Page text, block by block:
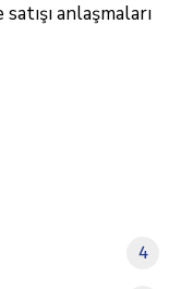
anlaşmaları
4